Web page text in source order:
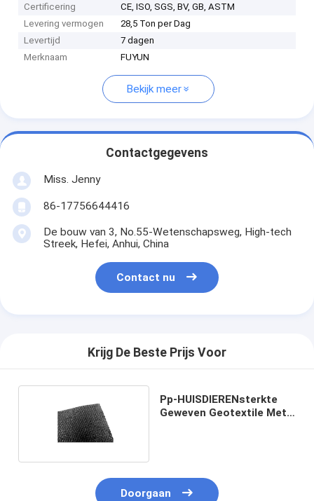
Certificering
CE, ISO, SGS, BV, GB, ASTM
Levering vermogen
28,5 Ton per Dag
Levertijd
7 dagen
Merknaam
FUYUN
Bekijk meer
Contactgegevens
Miss. Jenny
86-17756644416
De bouw van 3, No.55-Wetenschapsweg, High-tech
Streek, Hefei, Anhui, China
Contact nu
Krijg De Beste Prijs Voor
Pp-HUISDIERENsterkte
Geweven Geotextile Met
Doorgaan